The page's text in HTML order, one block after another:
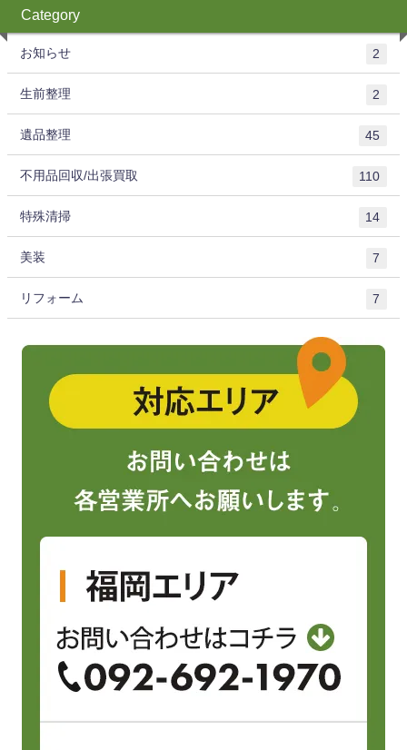
Category
お知らせ 2
生前整理 2
遺品整理 45
不用品回収/出張買取 110
特殊清掃 14
美装 7
リフォーム 7